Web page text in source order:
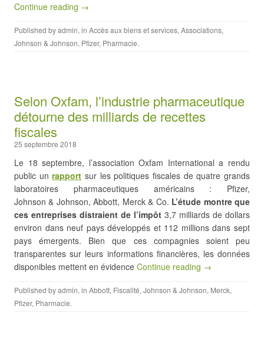
Continue reading →
Published byadmin, in Accès aux biens et services, Associations,
Johnson & Johnson, Pfizer, Pharmacie.
Selon Oxfam, l’industrie pharmaceutique
détourne des milliards de recettes
fiscales
25 septembre 2018
Le 18 septembre, l’association Oxfam International a rendu
public unrapport sur les politiques fiscales de quatre grands
laboratoires pharmaceutiques américains : Pfizer,
Johnson & Johnson, Abbott, Merck & Co. L’étude montre que
ces entreprises distraient de l’impôt 3,7 milliards de dollars
environ dans neuf pays développés et 112 millions dans sept
pays émergents. Bien que ces compagnies soient peu
transparentes sur leurs informations financières, les données
disponibles mettent en évidence Continue reading →
Published byadmin, in Abbott, Fiscalité, Johnson & Johnson, Merck,
Pfizer, Pharmacie.